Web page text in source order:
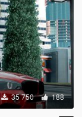
35 750 188